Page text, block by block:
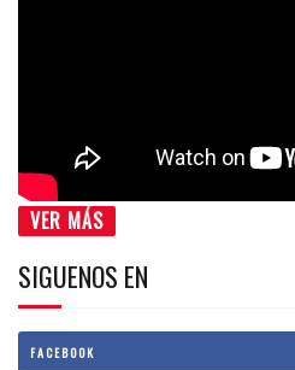
VER MÁS
SIGUENOS EN
FACEBOOK